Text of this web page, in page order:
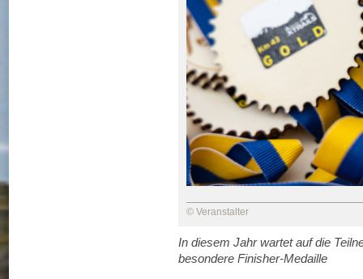
© Veranstalter
In diesem Jahr wartet auf die
besondere Finisher-Medaille